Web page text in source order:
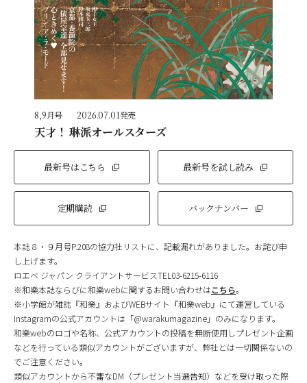
8,9月号 2026.07.01発売
天才！ 琳派オールスターズ
最新号はこちら 最新号を試し読み
定期購読 バックナンバー
本誌８・９月号P.208の協力社リストに、記載漏れがありました。お詫び申
し上げます。
ロエベ ジャパン クライアントサービスTEL03-6215-6116
※和樂本誌ならびに和樂webに関するお問い合わせはこちら。
※小学館が雑誌『和樂』およびWEBサイト『和樂web』にて運営している
Instagramの公式アカウントは「@warakumagazine」のみになります。
和樂webのロゴや名称、公式アカウントの投稿を無断使用しプレゼント企画
などを行っている類似アカウントがございますが、弊社とは一切関係ないの
でご注意ください。
類似アカウントから不審なDM（プレゼント当選告知）などを受け取った際